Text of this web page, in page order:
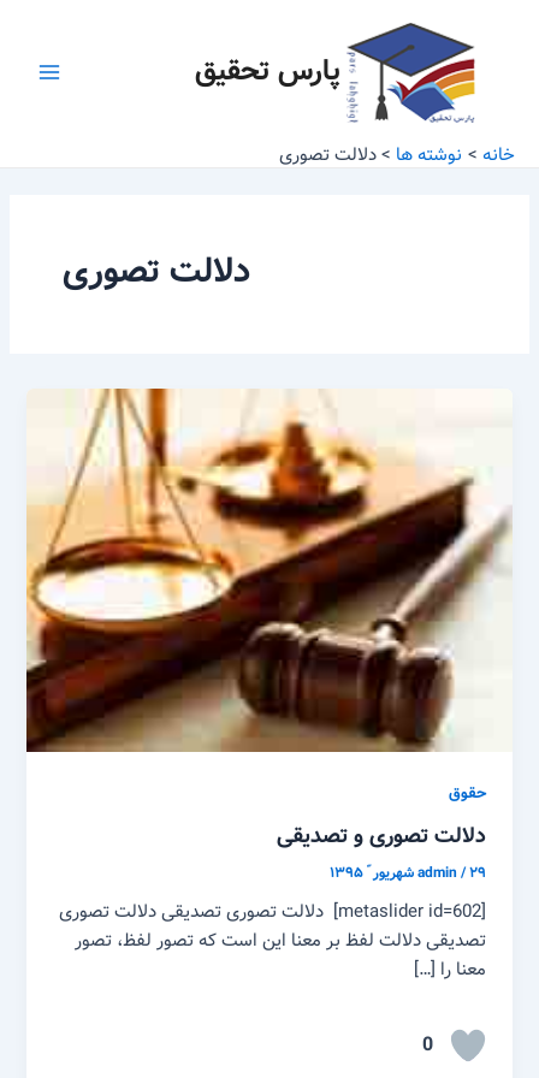
پارس تحقیق
خانه نوشته ها دلالت تصوری
دلالت تصوری
حقوق
دلالت تصوری و تصدیقی
admin/۲۹ شهریور ّ ۱۳۹۵
[metaslider id=602] دلالت تصوری تصدیقی دلالت تصوری
تصدیقی دلالت لفظ بر معنا این است که تصور لفظ، تصور
معنا را […]
0